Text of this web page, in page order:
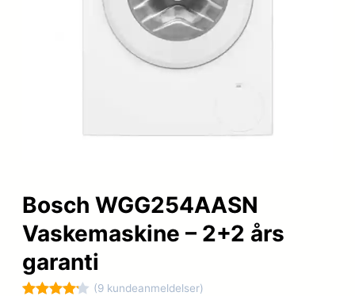
Bosch WGG254AASN
Vaskemaskine – 2+2 års
garanti
(9 kundeanmeldelser)